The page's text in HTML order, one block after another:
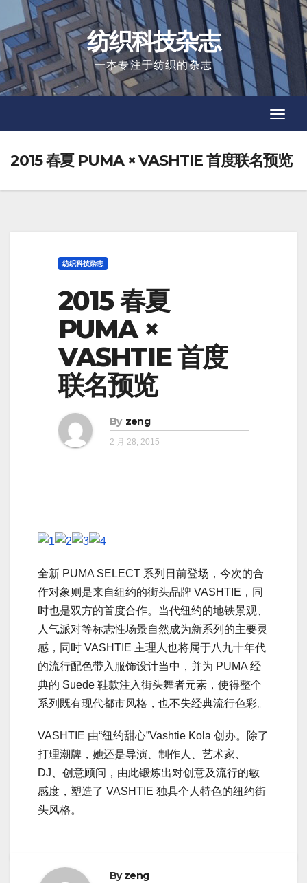
to
content
纺织科技杂志
一本专注于纺织的杂志
2015 春夏 PUMA × VASHTIE 首度联名预览
纺织科技杂志
2015 春夏
PUMA ×
VASHTIE 首度
联名预览
By zeng
2 月 28, 2015
全新 PUMA SELECT 系列日前登场，今次的合
作对象则是来自纽约的街头品牌 VASHTIE，同
时也是双方的首度合作。当代纽约的地铁景观、
人气派对等标志性场景自然成为新系列的主要灵
感，同时 VASHTIE 主理人也将属于八九十年代
的流行配色带入服饰设计当中，并为 PUMA 经
典的 Suede 鞋款注入街头舞者元素，使得整个
系列既有现代都市风格，也不失经典流行色彩。
VASHTIE 由“纽约甜心”Vashtie Kola 创办。除了
打理潮牌，她还是导演、制作人、艺术家、
DJ、创意顾问，由此锻炼出对创意及流行的敏
感度，塑造了 VASHTIE 独具个人特色的纽约街
头风格。
Byzeng